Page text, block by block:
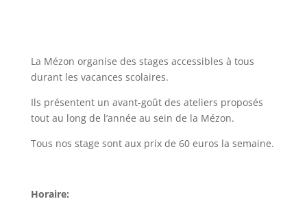
La Mézon organise des stages accessibles à tous
durant les vacances scolaires.
Ils présentent un avant-goût des ateliers proposés
tout au long de l’année au sein de la Mézon.
Tous nos stage sont aux prix de 60 euros la semaine.
Horaire: